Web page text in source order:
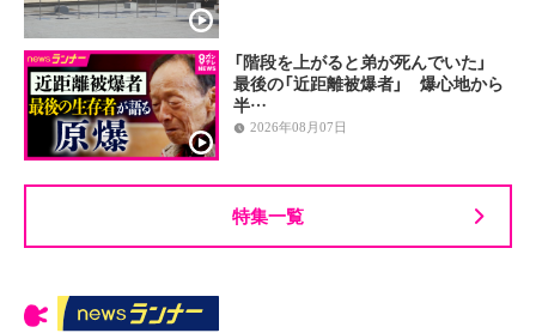
「階段を上がると弟が死んでいた」
最後の「近距離被爆者」 爆心地から
半…
2026年08月07日
特集一覧